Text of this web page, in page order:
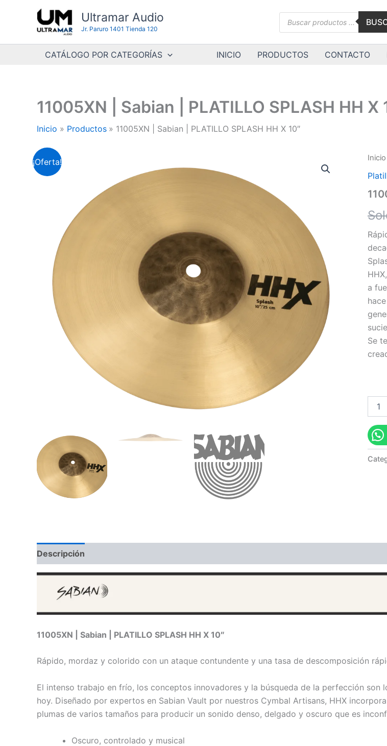
contenido
Ultramar Audio
Jr. Paruro 1401 Tienda 120
Búsqueda
CATÁLOGO POR CATEGORÍAS INICIO PRODUCTOS CONTACTO
11005XN | Sabian | PLATILLO SPLASH HH X
Inicio Productos 11005XN | Sabian | PLATILLO SPLASH HH X 10″
¡Oferta! Inicio
a
Se
HH
10"
Descripción
11005XN | Sabian | PLATILLO SPLASH HH X 10″
Rápido, mordaz y colorido con un ataque contundente y una tasa de descomposición
El intenso trabajo en frío, los conceptos innovadores y la búsqueda de la perfección son
hoy. Diseñado por expertos en Sabian Vault por nuestros Cymbal Artisans, HHX
plumas de varios tamaños para producir un sonido denso, delgado y oscuro que es
Oscuro, controlado y musical